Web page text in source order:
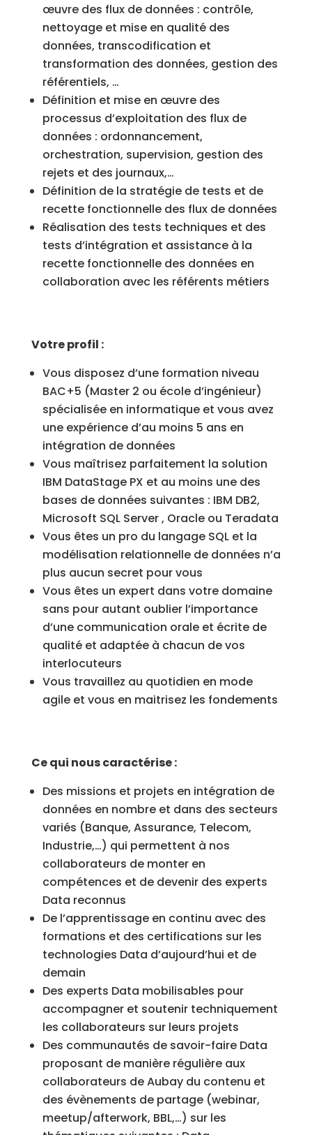
œuvre des flux de données : contrôle,
nettoyage et mise en qualité des
données, transcodification et
transformation des données, gestion des
référentiels, …
Définition et mise en œuvre des
processus d’exploitation des flux de
données : ordonnancement,
orchestration, supervision, gestion des
rejets et des journaux,…
Définition de la stratégie de tests et de
recette fonctionnelle des flux de données
Réalisation des tests techniques et des
tests d’intégration et assistance à la
recette fonctionnelle des données en
collaboration avec les référents métiers
Votre profil :
Vous disposez d’une formation niveau
BAC+5 (Master 2 ou école d’ingénieur)
spécialisée en informatique et vous avez
une expérience d’au moins 5 ans en
intégration de données
Vous maîtrisez parfaitement la solution
IBM DataStage PX et au moins une des
bases de données suivantes : IBM DB2,
Microsoft SQL Server , Oracle ou Teradata
Vous êtes un pro du langage SQL et la
modélisation relationnelle de données n’a
plus aucun secret pour vous
Vous êtes un expert dans votre domaine
sans pour autant oublier l’importance
d’une communication orale et écrite de
qualité et adaptée à chacun de vos
interlocuteurs
Vous travaillez au quotidien en mode
agile et vous en maitrisez les fondements
Ce qui nous caractérise :
Des missions et projets en intégration de
données en nombre et dans des secteurs
variés (Banque, Assurance, Telecom,
Industrie,…) qui permettent à nos
collaborateurs de monter en
compétences et de devenir des experts
Data reconnus
De l’apprentissage en continu avec des
formations et des certifications sur les
technologies Data d’aujourd’hui et de
demain
Des experts Data mobilisables pour
accompagner et soutenir techniquement
les collaborateurs sur leurs projets
Des communautés de savoir-faire Data
proposant de manière régulière aux
collaborateurs de Aubay du contenu et
des évènements de partage (webinar,
meetup/afterwork, BBL,…) sur les